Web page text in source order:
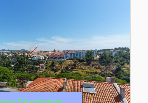
Panorâmicas